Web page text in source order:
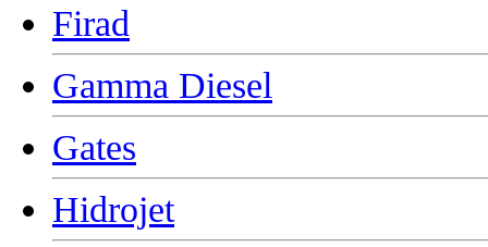
Firad
Gamma Diesel
Gates
Hidrojet